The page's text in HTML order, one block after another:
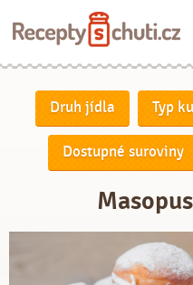
Druh jídla Typ
Dostupné suroviny